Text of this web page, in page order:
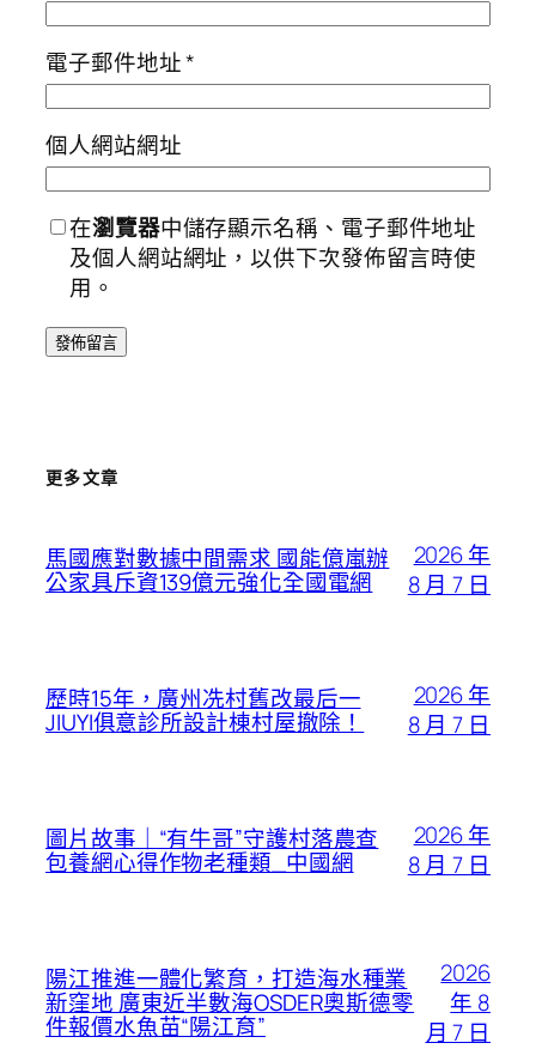
電子郵件地址*
個人網站網址
在瀏覽器中儲存顯示名稱、電子郵件地址
及個人網站網址，以供下次發佈留言時使
用。
更多文章
馬國應對數據中間需求 國能億嵐辦
公家具斥資139億元強化全國電網
2026 年
8 月 7 日
歷時15年，廣州冼村舊改最后一
JIUYI俱意診所設計棟村屋撤除！
2026 年
8 月 7 日
圖片故事｜“有牛哥”守護村落農查
包養網心得作物老種類_中國網
2026 年
8 月 7 日
陽江推進一體化繁育，打造海水種業
新窪地 廣東近半數海OSDER奧斯德零
件報價水魚苗“陽江育”
2026
年 8
月 7 日